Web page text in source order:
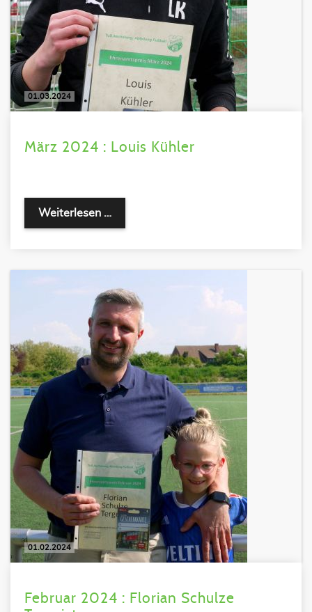
01.03.2024
März 2024 : Louis Kühler
Weiterlesen …
01.02.2024
Februar 2024 : Florian Schulze